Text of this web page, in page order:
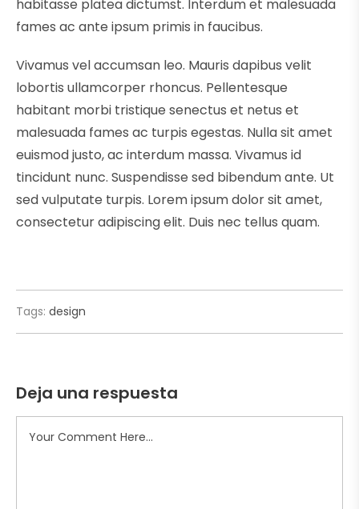
habitasse platea dictumst. Interdum et malesuada
fames ac ante ipsum primis in faucibus.
Vivamus vel accumsan leo. Mauris dapibus velit
lobortis ullamcorper rhoncus. Pellentesque
habitant morbi tristique senectus et netus et
malesuada fames ac turpis egestas. Nulla sit amet
euismod justo, ac interdum massa. Vivamus id
tincidunt nunc. Suspendisse sed bibendum ante. Ut
sed vulputate turpis. Lorem ipsum dolor sit amet,
consectetur adipiscing elit. Duis nec tellus quam.
Tags: design
Deja una respuesta